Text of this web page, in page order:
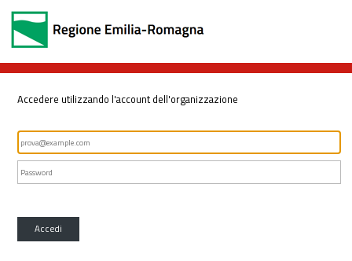
Accedere utilizzando l'account dell'organizzazione
Accedi